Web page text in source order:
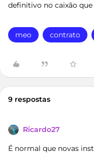
definitivo no caixão que
meo contrato
9 respostas
Ricardo27
É normal que novas